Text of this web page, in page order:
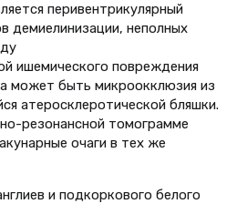
перивентрикулярный
демиелинизации, неполных
ишемического повреждения
может быть микроокклюзия из
атеросклеротической бляшки.
резонансной томограмме
очаги в тех же
и подкоркового белого